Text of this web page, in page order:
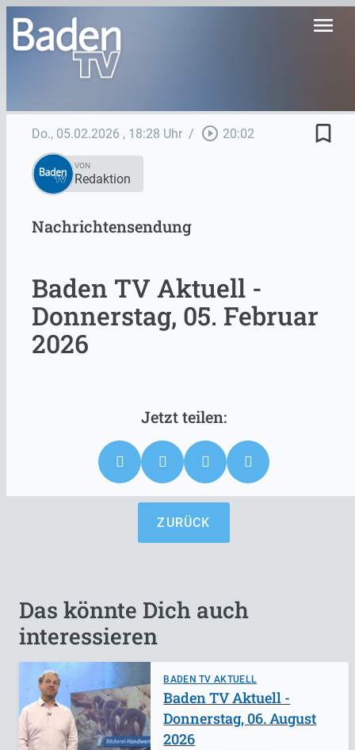
menu
Do., 05.02.2026 , 18:28 Uhr / play_circle_outline 20:02 bookmark_border
VON
Redaktion
Nachrichtensendung
Baden TV Aktuell -
Donnerstag, 05. Februar
2026
ZURÜCK
Das könnte Dich auch
interessieren
BADEN TV AKTUELL
Baden TV Aktuell -
Donnerstag, 06. August
2026